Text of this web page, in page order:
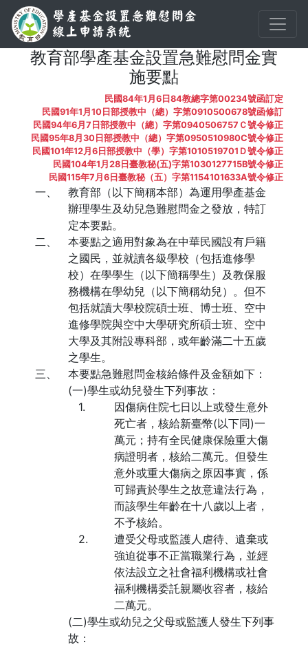
教育部學產基金設置急難慰問金實
施要點
民國84年1月6日84教總字第00234號函訂定
民國91年1月10日部授教中（總）字第0910500678號函修訂
民國94年6月7日部授教中（總）字第0940506757Ｃ號令修正
民國95年8月30日部授教中（總）字第0950510980C號令修正
民國101年12月6日部授教中（學）字第1010519701Ｄ號令修正
民國104年1月28日臺教秘(五)字第1030127715B號令修正
民國115年7月6日臺教秘（五）字第1154101633A號令修正
一、
教育部（以下簡稱本部）為運用學產基金
辦理學生及幼兒急難慰問金之發放，特訂
定本要點。
二、
本要點之適用對象為在中華民國設有戶籍
之國民，並就讀各級學校（包括進修學
校）在學學生（以下簡稱學生）及教保服
務機構在學幼兒（以下簡稱幼兒）。但不
包括就讀大學校院碩士班、博士班、空中
進修學院與空中大學研究所碩士班、空中
大學及其附設專科部，或年齡滿二十五歲
之學生。
三、
本要點急難慰問金核給條件及金額如下：
(一)學生或幼兒發生下列事故：
1.
因傷病住院七日以上或發生意外
死亡者，核給新臺幣(以下同)一
萬元；持有全民健康保險重大傷
病證明者，核給二萬元。但發生
意外或重大傷病之原因事實，係
可歸責於學生之故意違法行為，
而該學生年齡在十八歲以上者，
不予核給。
2.
遭受父母或監護人虐待、遺棄或
強迫從事不正當職業行為，並經
依法設立之社會福利機構或社會
福利機構委託親屬收容者，核給
二萬元。
(二)學生或幼兒之父母或監護人發生下列事
故：